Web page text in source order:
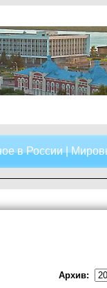
в России|
Архив: